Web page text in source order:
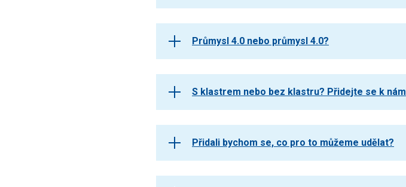
Průmysl 4.0 nebo průmysl 4.0?
S klastrem nebo bez klastru? Přidejte se k nám
Přidali bychom se, co pro to můžeme udělat?